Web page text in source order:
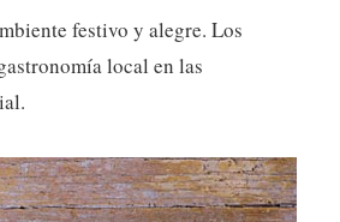
festivo y alegre. Los
local en las